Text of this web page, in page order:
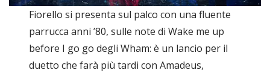
Fiorello si presenta sul palco con una fluente
parrucca anni ’80, sulle note di Wake me up
before I go go degli Wham: è un lancio per il
duetto che farà più tardi con Amadeus,